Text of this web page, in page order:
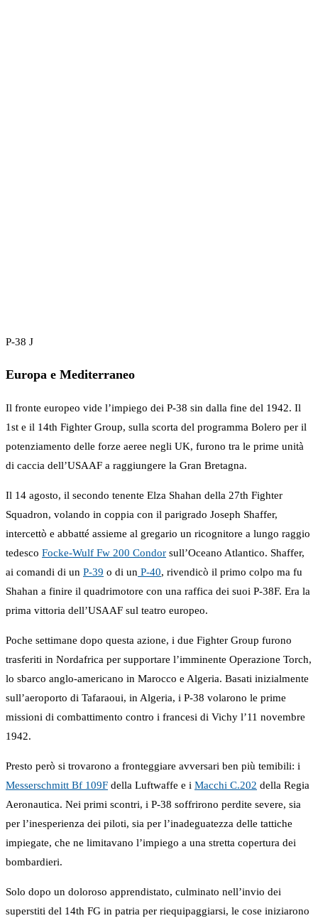
P-38 J
Europa e Mediterraneo
Il fronte europeo vide l’impiego dei P-38 sin dalla fine del 1942. Il
1st e il 14th Fighter Group, sulla scorta del programma Bolero per il
potenziamento delle forze aeree negli UK, furono tra le prime unità
di caccia dell’USAAF a raggiungere la Gran Bretagna.
Il 14 agosto, il secondo tenente Elza Shahan della 27th Fighter
Squadron, volando in coppia con il parigrado Joseph Shaffer,
intercettò e abbatté assieme al gregario un ricognitore a lungo raggio
tedesco Focke-Wulf Fw 200 Condor sull’Oceano Atlantico. Shaffer,
ai comandi di un P-39 o di un P-40, rivendicò il primo colpo ma fu
Shahan a finire il quadrimotore con una raffica dei suoi P-38F. Era la
prima vittoria dell’USAAF sul teatro europeo.
Poche settimane dopo questa azione, i due Fighter Group furono
trasferiti in Nordafrica per supportare l’imminente Operazione Torch,
lo sbarco anglo-americano in Marocco e Algeria. Basati inizialmente
sull’aeroporto di Tafaraoui, in Algeria, i P-38 volarono le prime
missioni di combattimento contro i francesi di Vichy l’11 novembre
1942.
Presto però si trovarono a fronteggiare avversari ben più temibili: i
Messerschmitt Bf 109F della Luftwaffe e i Macchi C.202 della Regia
Aeronautica. Nei primi scontri, i P-38 soffrirono perdite severe, sia
per l’inesperienza dei piloti, sia per l’inadeguatezza delle tattiche
impiegate, che ne limitavano l’impiego a una stretta copertura dei
bombardieri.
Solo dopo un doloroso apprendistato, culminato nell’invio dei
superstiti del 14th FG in patria per riequipaggiarsi, le cose iniziarono